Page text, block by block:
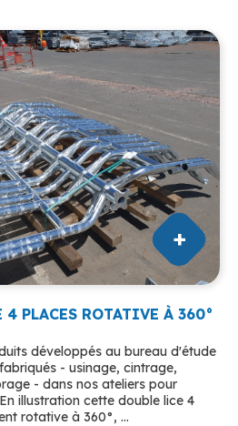
4 PLACES ROTATIVE À 360°
développés au bureau d'étude
- usinage, cintrage,
- dans nos ateliers pour
illustration cette double lice 4
rotative à 360°, ...